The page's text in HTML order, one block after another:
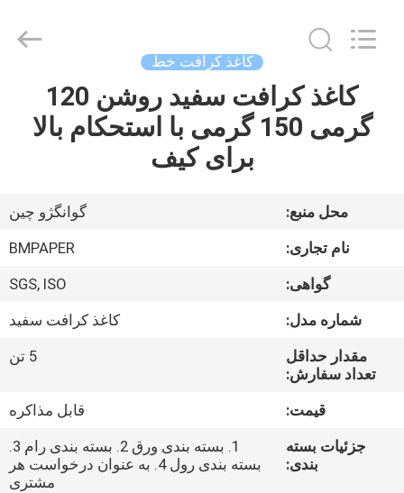
خونه
درباره
کارخانه
کنترل
BMPAPER
CO.,LTD.
کاغذ کرافت خط
کاغذ کرافت سفید روشن 120
گرمی 150 گرمی با استحکام بالا
برای کیف
محل منبع:
گوانگژو چین
نام تجاری:
BMPAPER
گواهی:
SGS, ISO
شماره مدل:
کاغذ کرافت سفید
مقدار حداقل
تعداد سفارش:
5 تن
قیمت:
قابل مذاکره
جزئیات بسته
بندی:
1. بسته بندی ورق 2. بسته بندی رام 3.
بسته بندی رول 4. به عنوان درخواست هر
مشتری